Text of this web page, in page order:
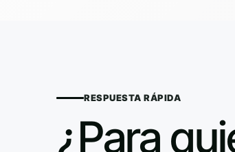
RESPUESTA RÁPIDA
¿Para